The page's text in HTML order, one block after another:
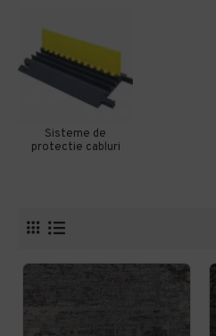
Sisteme de
protectie cabluri